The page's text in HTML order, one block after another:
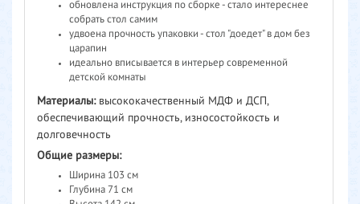
обновлена инструкция по сборке - стало интереснее
собрать стол самим
удвоена прочность упаковки - стол "доедет" в дом без
царапин
идеально вписывается в интерьер современной
детской комнаты
Материалы: высококачественный МДФ и ДСП,
обеспечивающий прочность, износостойкость и
долговечность
Общие размеры:
Ширина 103 см
Глубина 71 см